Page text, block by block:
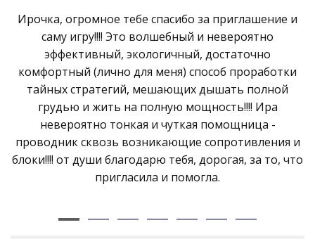
Ирочка, огромное тебе спасибо за приглашение и
саму игру!!!! Это волшебный и невероятно
эффективный, экологичный, достаточно
комфортный (лично для меня) способ проработки
тайных стратегий, мешающих дышать полной
грудью и жить на полную мощность!!!! Ира
невероятно тонкая и чуткая помощница -
проводник сквозь возникающие сопротивления и
блоки!!!! от души благодарю тебя, дорогая, за то, что
пригласила и помогла.